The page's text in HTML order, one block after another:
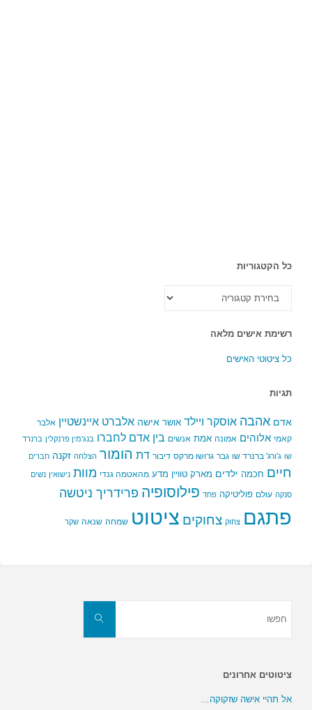
כל הקטגוריות
הקטגוריות
רשימת אישים מלאה
כל ציטוטי האישים
תגיות
אדם אהבה אוסקר ויילד אושר אישה אלברט איינשטיין אלבר
קאמי אלוהים אמונה אמת אנשים בין אדם לחברו בנג'מין פרנקלין ברנרד
שו ג'ורג' ברנרד שו גבר גרושו מרקס דיבור דת הומור הצלחה זקנה חברים
חיים חכמה ילדים מארק טוויין מדע מהאטמה גנדי מוות נישואין נשים
סנקה עולם פוליטיקה פחד פילוסופיה פרידריך ניטשה
פתגם צחוק צחוקים ציטוט שמחה שנאה שקר
חפשו
ציטוטים אחרונים
אל תהיי אישה שזקוקה…